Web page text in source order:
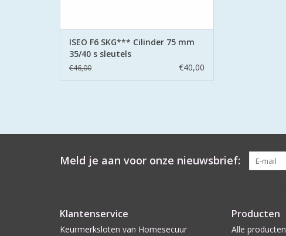
ISEO F6 SKG*** Cilinder 75 mm
35/40 s sleutels
€46,00 €40,00
Meld je aan voor onze nieuwsbrief:
Klantenservice
Keurmerksloten van Homesecuur
Producten
Alle producten